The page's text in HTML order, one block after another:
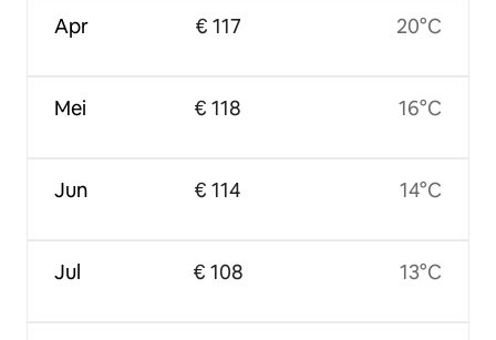
Apr
Mei
Jun
Jul
€ 117
€ 118
€ 114
€ 108
20°C
16°C
14°C
13°C